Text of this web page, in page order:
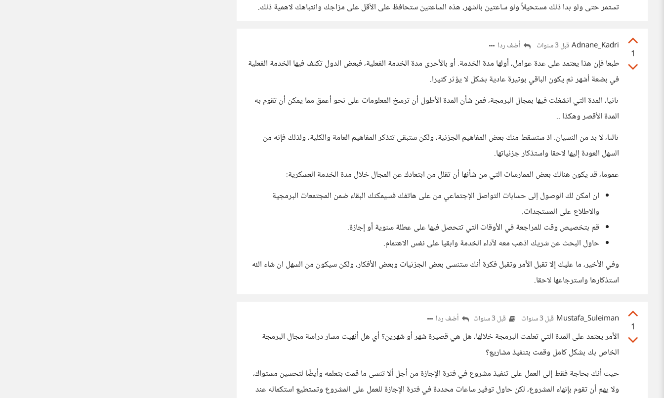
تستمر حتى ولو بدا ذلك مستحيلاً ولو ساعتين بالشهر، هذه الساعتين ستحافظ على الأقل على مزاجك وانتباهك لاهمية ذلك.
1
Adnane_Kadri قبل 3 سنوات أضف ردا
طبعا فإن هذا يعتمد على عدة عوامل، أولها مدة الخدمة. أو بالأحرى مدة الخدمة الفعلية، فبعض الدول تكثف فيها الخدمة الفعلية
في بضعة أشهر ثم يكون الباقي بوتيرة عادية بشكل لا يؤثر كثيرا.
ثانيا، المدة التي انشغلت فيها بمجال البرمجة، فمن شأن المدة الأطول أن ترسخ المعلومات على نحو أعمق مما يمكن أن تقوم به
المدة الأقصر وهكذا ..
ثالثا، لا بد من النسيان. اذ ستسقط منك بعض المفاهيم الجزئية، ولكن ستبقى تتذكر المفاهيم العامة والكلية، ولذلك فإنه من
السهل العودة إليها لاحقا واستذكار جزئياتها.
عموما، قد يكون هنالك بعض الممارسات التي من شأنها أن تقلل من ابتعادك عن المجال خلال مدة الخدمة العسكرية:
ان امكن لك الوصول إلى حسابات التواصل الإجتماعي من على هاتفك فسيمكنك البقاء ضمن المجتمعات البرمجية
والاطلاع على المستجدات.
قم بتخصيص وقت للمراجعة في الأوقات التي تتحصل فيها على عطلة سنوية أو إجازة.
حاول البحث عن شريك اذهب معه لآداء الخدمة وابقيا على نفس الاهتمام.
وفي الأخير، ما عليك إلا تقبل الأمر وتقبل فكرة أنك ستنسى بعض الجزئيات وبعض الأفكار، ولكن سيكون من السهل ان شاء الله
استذكارها واسترجاعها لاحقا.
1
Mustafa_Suleiman قبل 3 سنوات قبل 3 سنوات أضف ردا
الأمر يعتمد على المدة التي تعلمت البرمجة خلالها، هل هي قصيرة شهر أو شهرين؟ أي هل أنهيت مسار دراسة مجال البرمجة
الخاص بك بشكل كامل وقمت بتنفيذ مشاريع؟
حيث أنك بحاجة فقط إلى العمل على تنفيذ مشروع في فترة الإجازة من أجل ألا تنسى ما قمت بتعلمه وأيضًا لتحسين مستواك،
ولا يهم أن تقوم بإنهاء المشروع، لكن حاول توفير ساعات محددة في فترة الإجازة للعمل على المشروع وتستطيع استكماله عند